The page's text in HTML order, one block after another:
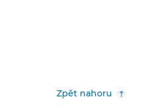
Zpět nahoru